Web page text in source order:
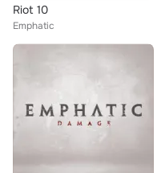
Riot 10
Emphatic